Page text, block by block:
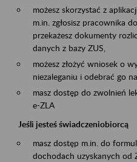
możesz skorzystać z
m.in. zgłosisz pracownika
przekażesz dokumenty
danych z bazy ZUS,
możesz złożyć wniosek o
niezaleganiu i odebrać go na
masz dostęp do zwolnień
e-ZLA
Jeśli jesteś świadczeniobiorcą
masz dostęp m.in. do
dochodach uzyskanych od